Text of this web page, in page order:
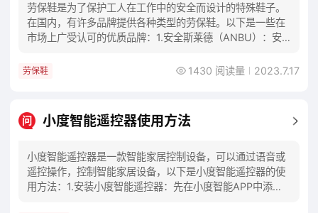
劳保鞋是为了保护工人在工作中的安全而设计的特殊鞋子。
在国内，有许多品牌提供各种类型的劳保鞋。以下是一些在
市场上广受认可的优质品牌：1.安全斯莱德（ANBU）：安
劳保鞋 1430 阅读量 2023.7.17
问 小度智能遥控器使用方法
小度智能遥控器是一款智能家居控制设备，可以通过语音或
遥控操作，控制智能家居设备，以下是小度智能遥控器的使
用方法：1.安装小度智能遥控器：先在小度智能APP中添加